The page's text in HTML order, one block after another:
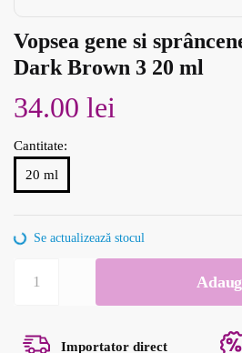
Vopsea gene si
Dark Brown 3 20 ml
34.00 lei
Cantitate:
20 ml
Se actualizează stocul
Vopsea
Importator direct